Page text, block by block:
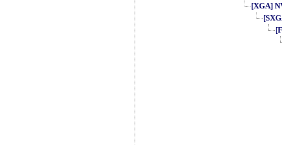
[XGA]